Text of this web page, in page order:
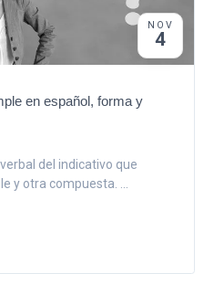
NOV
4
en español, forma y
del indicativo que
y otra compuesta. ...